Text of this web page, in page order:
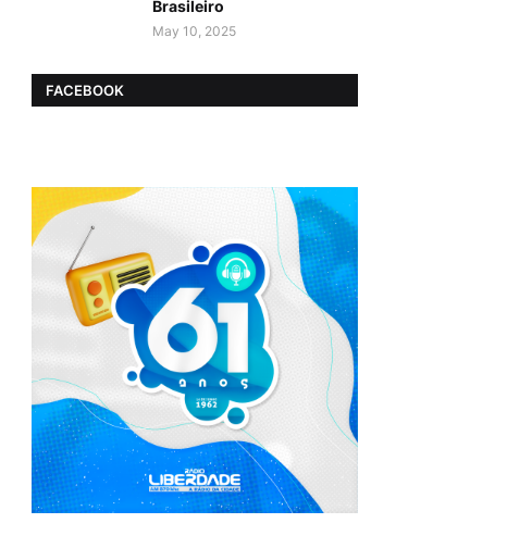
Brasileiro
May 10, 2025
FACEBOOK